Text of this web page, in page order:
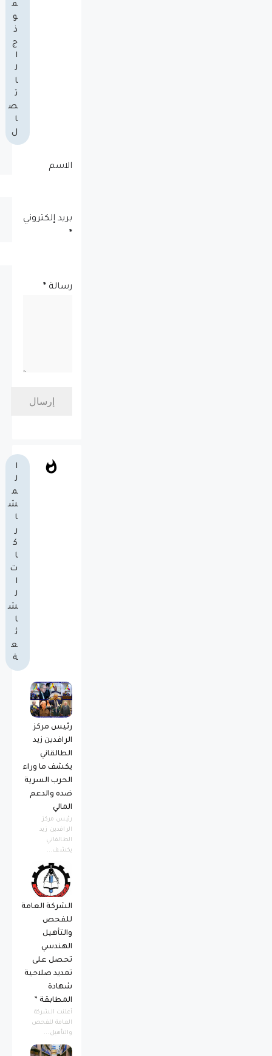
م
و
ذ
ج
ا
ل
ا
ت
ص
ا
ل
الاسم
بريد إلكتروني
*
رسالة *
ا
ل
م
ش
ا
ر
ك
ا
ت
ا
ل
ش
ا
ئ
ع
ة
رئيس مركز
الرافدين زيد
الطالقاني
يكشف ما وراء
الحرب السرية
ضده والدعم
المالي
رئيس مركز
الرافدين زيد
الطالقاني
يكشف...
الشركة العامة
للفحص
والتأهيل
الهندسي
تحصل على
تمديد صلاحية
شهادة
المطابقة *
أعلنت الشركة
العامة للفحص
والتأهيل...